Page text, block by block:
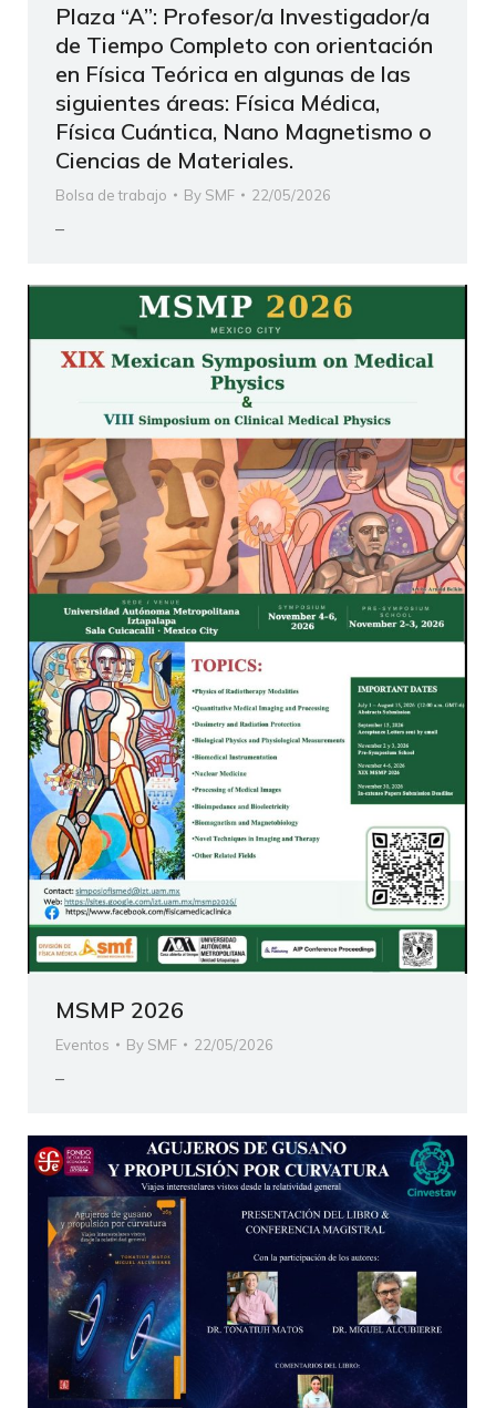
Plaza “A”: Profesor/a Investigador/a
de Tiempo Completo con orientación
en Física Teórica en algunas de las
siguientes áreas: Física Médica,
Física Cuántica, Nano Magnetismo o
Ciencias de Materiales.
Bolsa de trabajo By SMF 22/05/2026
–
MSMP 2026
Eventos By SMF 22/05/2026
–